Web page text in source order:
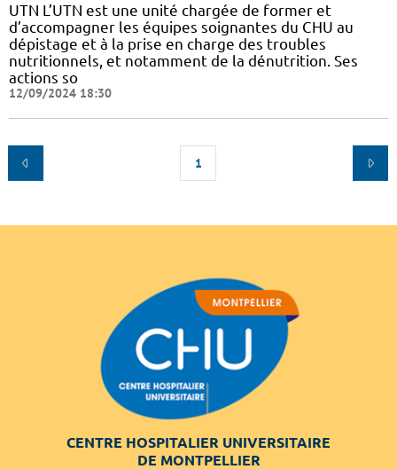
UTN L’UTN est une unité chargée de former et
d’accompagner les équipes soignantes du CHU au
dépistage et à la prise en charge des troubles
nutritionnels, et notamment de la dénutrition. Ses
actions so
12/09/2024 18:30
1
CENTRE HOSPITALIER UNIVERSITAIRE
DE MONTPELLIER